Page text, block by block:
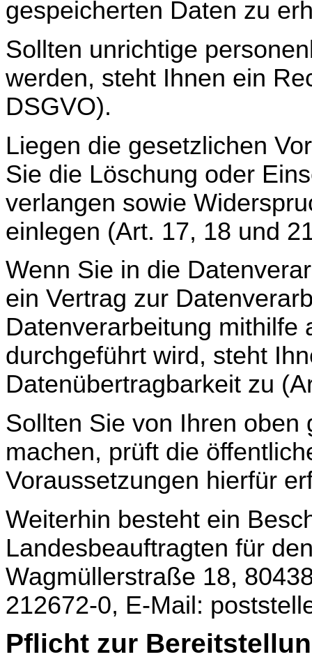
gespeicherten Daten zu
Sollten unrichtige
werden, steht Ihnen ein
DSGVO).
Liegen die gesetzlichen
Sie die Löschung oder
verlangen sowie
einlegen (Art. 17, 18 und
Wenn Sie in die
ein Vertrag zur
Datenverarbeitung mithilfe
durchgeführt wird, steht
Datenübertragbarkeit zu
Sollten Sie von Ihren
machen, prüft die
Voraussetzungen hierfür
Weiterhin besteht ein
Landesbeauftragten für
Wagmüllerstraße 18,
212672-0, E-Mail:
Pflicht zur